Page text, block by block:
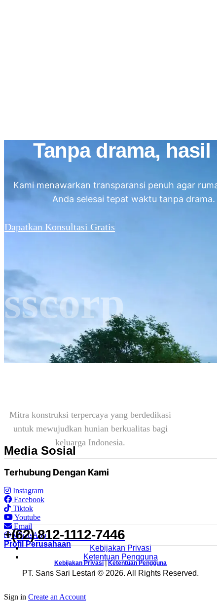
Tanpa drama, hasil
Kami menawarkan transparansi penuh agar
Anda selesai tepat waktu tanpa drama.
Dapatkan Konsultasi Gratis
sscorp
Mitra konstruksi terpercaya yang berdedikasi
untuk mewujudkan hunian berkualitas bagi
keluarga Indonesia.
Media Sosial
Terhubung Dengan Kami
Instagram
Facebook
Tiktok
Youtube
Email
WhatsApp
Profil Perusahaan
+(62) 812-1112-7446
Kebijakan Privasi
Ketentuan Pengguna
Kebijakan Privasi Ketentuan Pengguna
PT. Sans Sari Lestari © 2026. All Rights Reserved.
Sign in Create an Account